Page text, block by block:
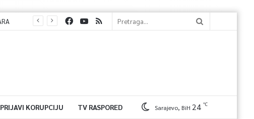
PRIJAVI KORUPCIJU TV RASPORED Sarajevo, BiH 24 ℃